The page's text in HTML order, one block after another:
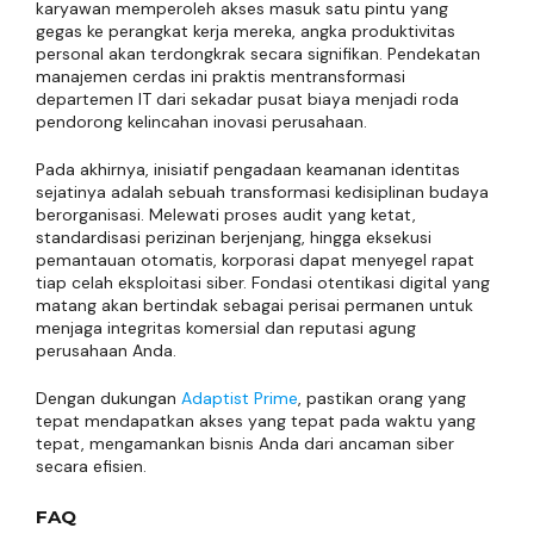
karyawan memperoleh akses masuk satu pintu yang
gegas ke perangkat kerja mereka, angka produktivitas
personal akan terdongkrak secara signifikan. Pendekatan
manajemen cerdas ini praktis mentransformasi
departemen IT dari sekadar pusat biaya menjadi roda
pendorong kelincahan inovasi perusahaan.
Pada akhirnya, inisiatif pengadaan keamanan identitas
sejatinya adalah sebuah transformasi kedisiplinan budaya
berorganisasi. Melewati proses audit yang ketat,
standardisasi perizinan berjenjang, hingga eksekusi
pemantauan otomatis, korporasi dapat menyegel rapat
tiap celah eksploitasi siber. Fondasi otentikasi digital yang
matang akan bertindak sebagai perisai permanen untuk
menjaga integritas komersial dan reputasi agung
perusahaan Anda.
Dengan dukungan Adaptist Prime, pastikan orang yang
tepat mendapatkan akses yang tepat pada waktu yang
tepat, mengamankan bisnis Anda dari ancaman siber
secara efisien.
FAQ